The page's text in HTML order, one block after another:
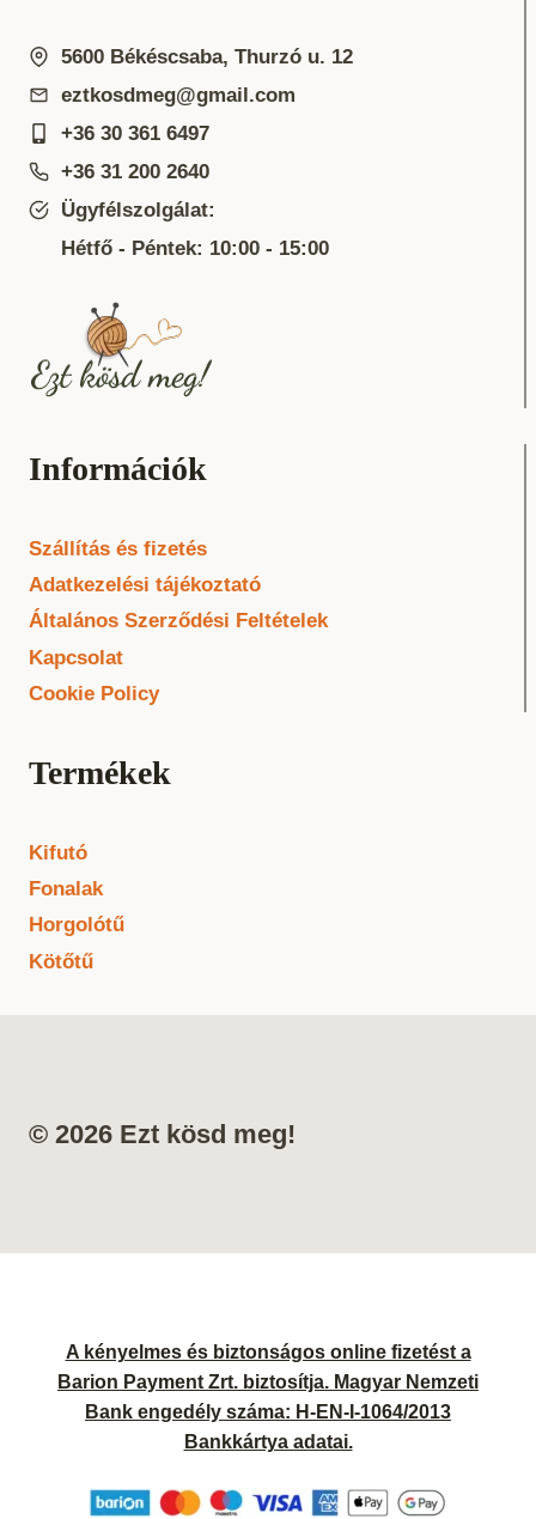
5600 Békéscsaba, Thurzó u. 12
eztkosdmeg@gmail.com
+36 30 361 6497
+36 31 200 2640
Ügyfélszolgálat:
Hétfő - Péntek: 10:00 - 15:00
Információk
Szállítás és fizetés
Adatkezelési tájékoztató
Általános Szerződési Feltételek
Kapcsolat
Cookie Policy
Termékek
Kifutó
Fonalak
Horgolótű
Kötőtű
© 2026 Ezt kösd meg!
A kényelmes és biztonságos online fizetést a
Barion Payment Zrt. biztosítja. Magyar Nemzeti
Bank engedély száma: H-EN-I-1064/2013
Bankkártya adatai.